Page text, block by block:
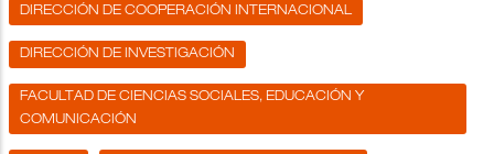
DIRECCIÓN DE COOPERACIÓN INTERNACIONAL
DIRECCIÓN DE INVESTIGACIÓN
FACULTAD DE CIENCIAS SOCIALES, EDUCACIÓN Y
COMUNICACIÓN